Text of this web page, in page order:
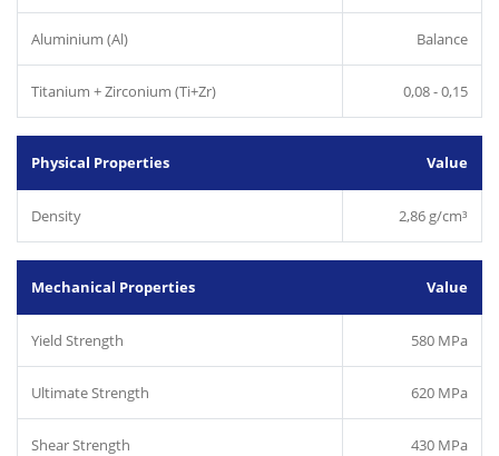
Aluminium (Al) Balance
Titanium + Zirconium (Ti+Zr) 0,08 - 0,15
Physical Properties Value
Density 2,86 g/cm³
Mechanical Properties Value
Yield Strength 580 MPa
Ultimate Strength 620 MPa
Shear Strength 430 MPa